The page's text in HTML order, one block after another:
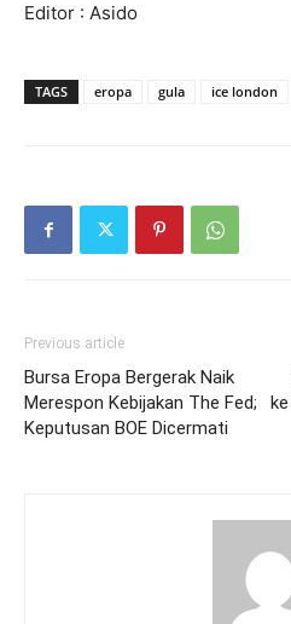
Editor : Asido
TAGS eropa gula ice london
Previous article
Bursa Eropa Bergerak Naik
Merespon Kebijakan The Fed;
Keputusan BOE Dicermati